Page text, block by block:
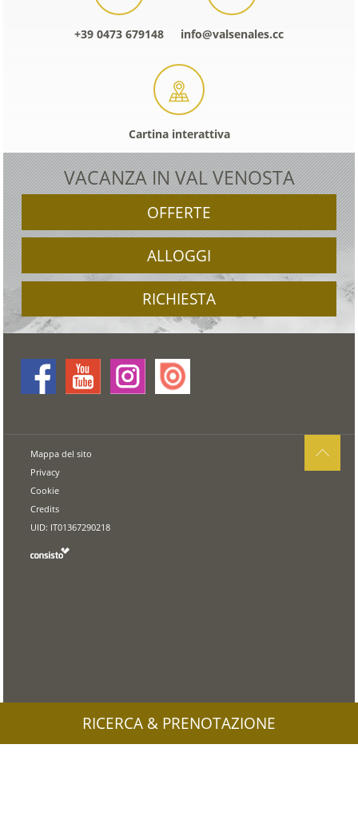
+39 0473 679148 info@valsenales.cc
Cartina interattiva
VACANZA IN VAL VENOSTA
OFFERTE
ALLOGGI
RICHIESTA
Mappa del sito
Privacy
Cookie
Credits
UID: IT01367290218
RICERCA & PRENOTAZIONE